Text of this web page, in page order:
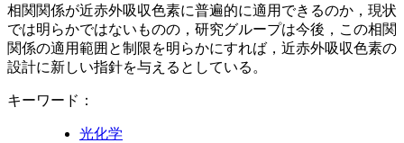
相関関係が近赤外吸収色素に普遍的に適用できるのか，現状
では明らかではないものの，研究グループは今後，この相関
関係の適用範囲と制限を明らかにすれば，近赤外吸収色素の
設計に新しい指針を与えるとしている。
キーワード：
光化学